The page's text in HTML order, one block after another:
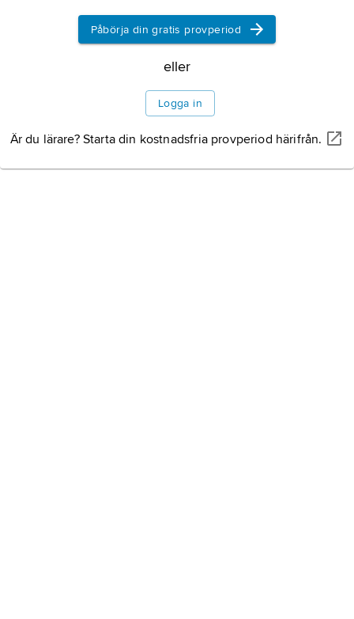
Information om artikeln
Påbörja din gratis provperiod
eller
Logga in
Är du lärare? Starta din kostnadsfria provperiod härifrån.